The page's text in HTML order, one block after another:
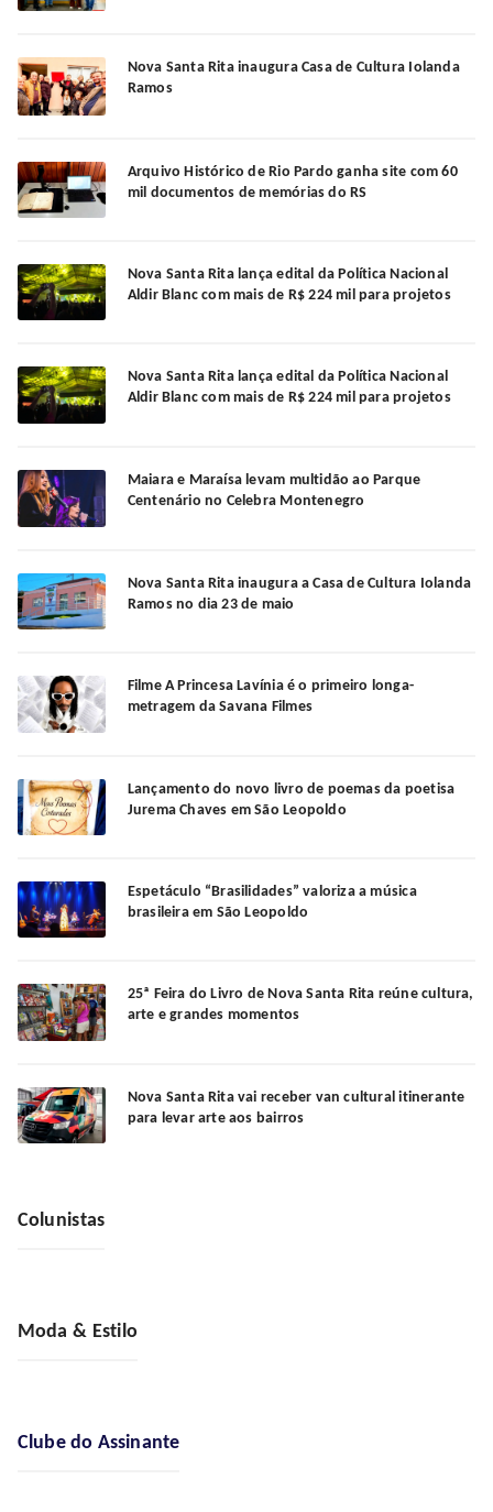
Nova Santa Rita inaugura Casa de Cultura Iolanda
Ramos
Arquivo Histórico de Rio Pardo ganha site com 60
mil documentos de memórias do RS
Nova Santa Rita lança edital da Política Nacional
Aldir Blanc com mais de R$ 224 mil para projetos
Nova Santa Rita lança edital da Política Nacional
Aldir Blanc com mais de R$ 224 mil para projetos
Maiara e Maraísa levam multidão ao Parque
Centenário no Celebra Montenegro
Nova Santa Rita inaugura a Casa de Cultura Iolanda
Ramos no dia 23 de maio
Filme A Princesa Lavínia é o primeiro longa-
metragem da Savana Filmes
Lançamento do novo livro de poemas da poetisa
Jurema Chaves em São Leopoldo
Espetáculo “Brasilidades” valoriza a música
brasileira em São Leopoldo
25ª Feira do Livro de Nova Santa Rita reúne cultura,
arte e grandes momentos
Nova Santa Rita vai receber van cultural itinerante
para levar arte aos bairros
Colunistas
Moda & Estilo
Clube do Assinante